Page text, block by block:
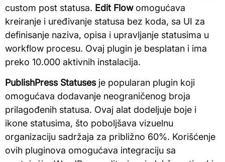
custom post statusa. Edit Flowomogućava
kreiranje i uređivanje statusa bez koda, sa UI za
definisanje naziva, opisa i upravljanje statusima u
workflow procesu. Ovaj plugin je besplatan i ima
preko 10.000 aktivnih instalacija.
PublishPress Statusesje popularan plugin koji
omogućava dodavanje neograničenog broja
prilagođenih statusa. Ovaj alat dodeljuje boje i
ikone statusima, što poboljšava vizuelnu
organizaciju sadržaja za približno 60%. Korišćenje
ovih pluginova omogućava integraciju sa